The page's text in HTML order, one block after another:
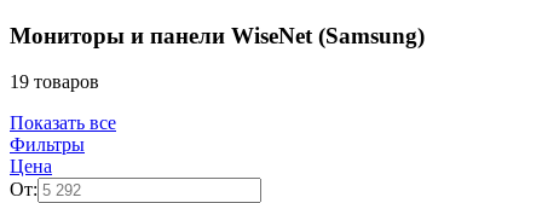
Мониторы и панели WiseNet (Samsung)
19 товаров
Показать все
Фильтры
Цена
От: